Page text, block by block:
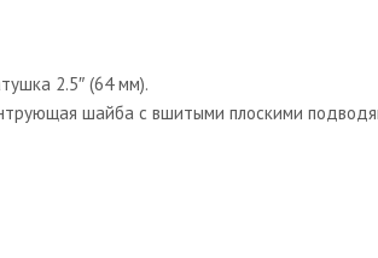
2.5″ (64 мм).
шайба c вшитыми плоскими